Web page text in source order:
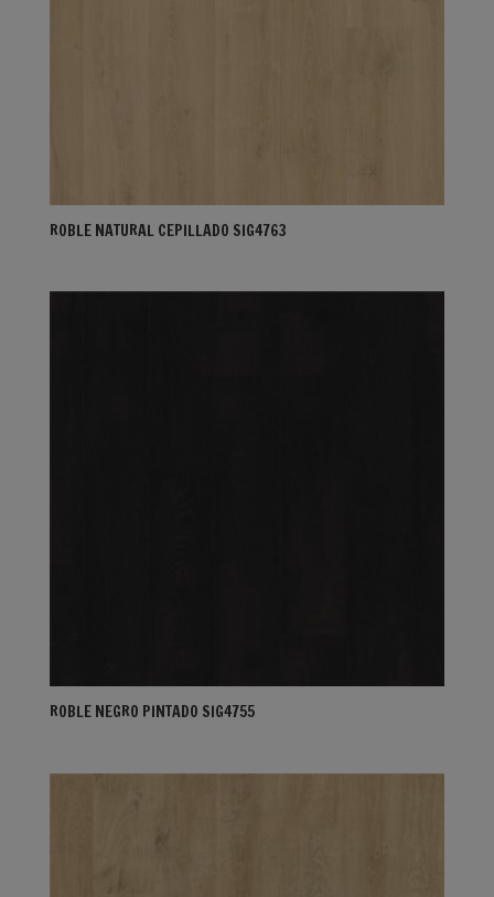
ROBLE NATURAL CEPILLADO SIG4763
ROBLE NEGRO PINTADO SIG4755